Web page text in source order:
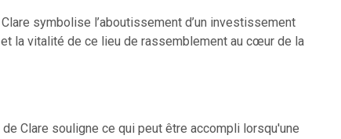
symbolise l’aboutissement d’un investissement
la vitalité de ce lieu de rassemblement au cœur de la
Clare souligne ce qui peut être accompli lorsqu'une